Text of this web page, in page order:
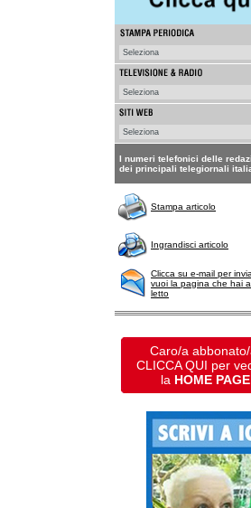
I numeri telefonici delle
dei principali telegiornali
Stampa articolo
Ingrandisci articolo
Clicca su e-mail per
vuoi la pagina che hai
letto
Caro/a abbonato/
CLICCA QUI per
la HOME PAGE